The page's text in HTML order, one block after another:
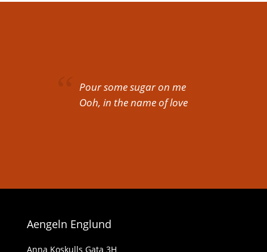
Pour some sugar on me
Ooh, in the name of love
Aengeln Englund
Anna Koskulls Gata 3H